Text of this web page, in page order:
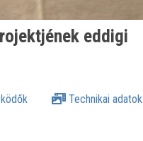
eddigi
Technikai adatok